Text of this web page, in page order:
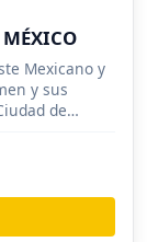
MÉXICO
Mexicano y
y sus
de